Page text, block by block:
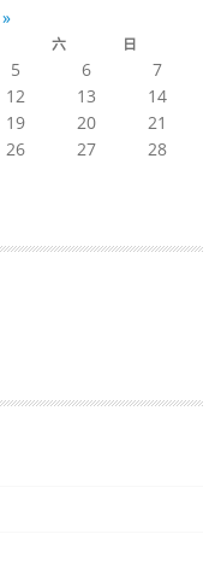
»
六 日
5 6
7
12 13
14
19 20
21
26 27
28